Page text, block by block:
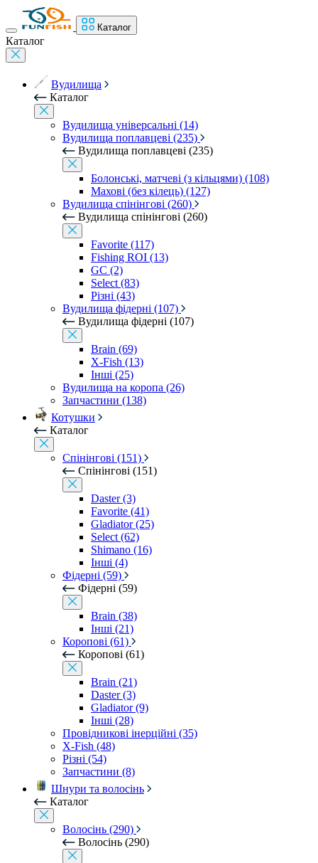
Каталог
Каталог
Вудилища
Каталог
Вудилища універсальні (14)
Вудилища поплавцеві (235)
Вудилища поплавцеві (235)
Болонські, матчеві (з кільцями) (108)
Махові (без кілець) (127)
Вудилища спінінгові (260)
Вудилища спінінгові (260)
Favorite (117)
Fishing ROI (13)
GC (2)
Select (83)
Різні (43)
Вудилища фідерні (107)
Вудилища фідерні (107)
Brain (69)
X-Fish (13)
Інші (25)
Вудилища на коропа (26)
Запчастини (138)
Котушки
Каталог
Спінінгові (151)
Спінінгові (151)
Daster (3)
Favorite (41)
Gladiator (25)
Select (62)
Shimano (16)
Інші (4)
Фідерні (59)
Фідерні (59)
Brain (38)
Інші (21)
Коропові (61)
Коропові (61)
Brain (21)
Daster (3)
Gladiator (9)
Інші (28)
Провідникові інерційні (35)
X-Fish (48)
Різні (54)
Запчастини (8)
Шнури та волосінь
Каталог
Волосінь (290)
Волосінь (290)